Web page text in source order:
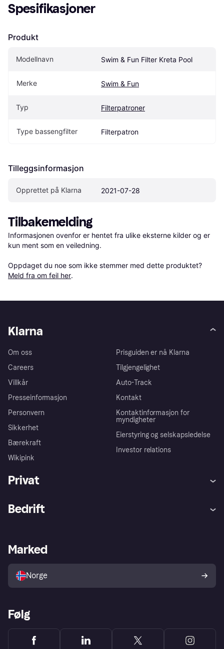
Spesifikasjoner
Produkt
Modellnavn Swim & Fun Filter Kreta Pool
Merke Swim & Fun
Typ Filterpatroner
Type bassengfilter Filterpatron
Tilleggsinformasjon
Opprettet på Klarna 2021-07-28
Tilbakemelding
Informasjonen ovenfor er hentet fra ulike eksterne kilder og er
kun ment som en veiledning.
Oppdaget du noe som ikke stemmer med dette produktet?
Meld fra om feil her.
Klarna
Om oss
Careers
Villkår
Presseinformasjon
Personvern
Sikkerhet
Bærekraft
Wikipink
Prisguiden er nå Klarna
Tilgjengelighet
Auto-Track
Kontakt
Kontaktinformasjon for
myndigheter
Eierstyring og selskapsledelse
Investor relations
Privat
Utforsk butikker
Bedrift
Merchant portal
Marked
Norge
Følg